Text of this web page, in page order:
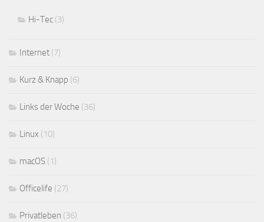
Hi-Tec (3)
Internet (7)
Kurz & Knapp (6)
Links der Woche (36)
Linux (10)
macOS (1)
Officelife (27)
Privatleben (36)